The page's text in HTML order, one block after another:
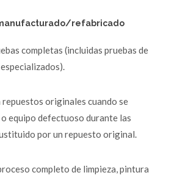
refabricado
completas (incluidas pruebas de
originales cuando se
equipo defectuoso durante las
por un repuesto original.
completo de limpieza, pintura